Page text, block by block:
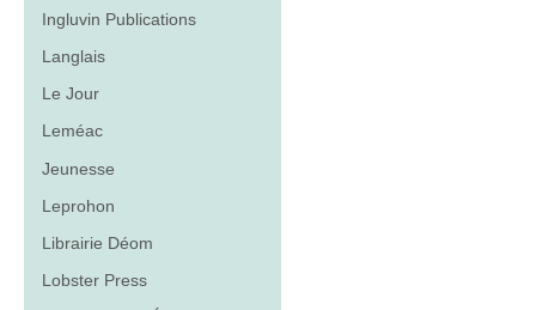
Ingluvin Publications
Langlais
Le Jour
Leméac
Jeunesse
Leprohon
Librairie Déom
Lobster Press